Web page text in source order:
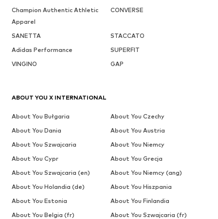
Champion Authentic Athletic
Apparel
CONVERSE
SANETTA
STACCATO
Adidas Performance
SUPERFIT
VINGINO
GAP
ABOUT YOU X INTERNATIONAL
About You Bułgaria
About You Czechy
About You Dania
About You Austria
About You Szwajcaria
About You Niemcy
About You Cypr
About You Grecja
About You Szwajcaria (en)
About You Niemcy (ang)
About You Holandia (de)
About You Hiszpania
About You Estonia
About You Finlandia
About You Belgia (fr)
About You Szwajcaria (fr)